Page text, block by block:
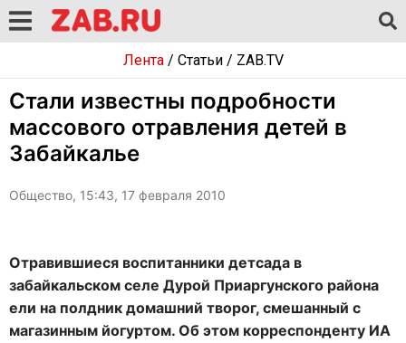
Лента/ Статьи/ ZAB.TV
Стали известны подробности
массового отравления детей в
Забайкалье
Общество, 15:43, 17 февраля 2010
Отравившиеся воспитанники детсада в
забайкальском селе Дурой Приаргунского района
ели на полдник домашний творог, смешанный с
магазинным йогуртом. Об этом корреспонденту ИА